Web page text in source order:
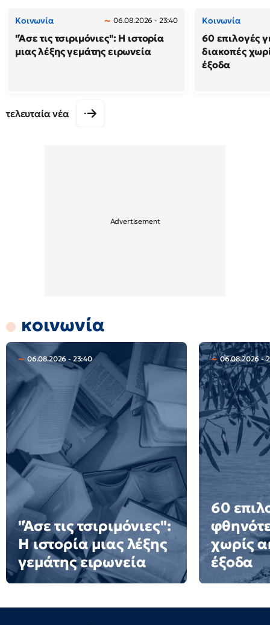
Κοινωνία 06.08.2026 - 23:40
"Άσε τις τσιριμόνιες": Η ιστορία
μιας λέξης γεμάτης ειρωνεία
Κοινωνία
60 επιλογές
διακοπές
έξοδα
τελευταία νέα
κοινωνία
06.08.2026 - 23:40
"Άσε τις τσιριμόνιες":
Η ιστορία μιας λέξης
γεμάτης ειρωνεία
06.08.2026 -
60
χωρίς
έξοδα